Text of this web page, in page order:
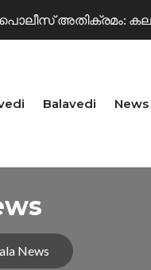
അതിക്രമം:
Balavedi News
News